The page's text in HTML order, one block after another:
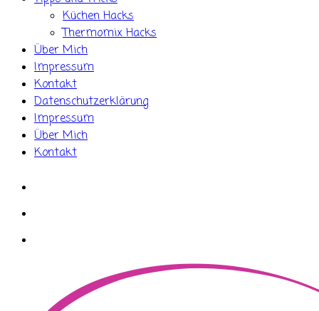
Küchen Hacks
Thermomix Hacks
Über Mich
Impressum
Kontakt
Datenschutzerklärung
Impressum
Über Mich
Kontakt